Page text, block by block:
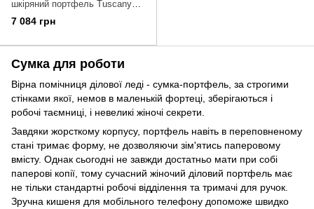
шкіряний портфель Tuscany
TL141626 Prato (Червоний)
7 084 грн
Сумка для роботи
Вірна помічниця ділової леді - сумка-портфель, за строгими
стінками якої, немов в маленькій фортеці, зберігаються і
робочі таємниці, і невеликі жіночі секрети.
Завдяки жорсткому корпусу, портфель навіть в переповненому
стані тримає форму, не дозволяючи зім'ятиcь паперовому
вмісту. Однак сьогодні не завжди достатньо мати при собі
паперові копії, тому сучасний жіночий діловий портфель має
не тільки стандартні робочі відділення та тримачі для ручок.
Зручна кишеня для мобільного телефону допоможе швидко